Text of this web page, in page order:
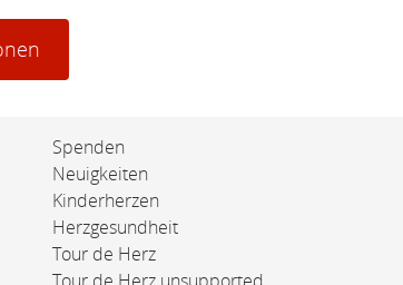
Spenden
Neuigkeiten
Kinderherzen
Herzgesundheit
Tour de Herz